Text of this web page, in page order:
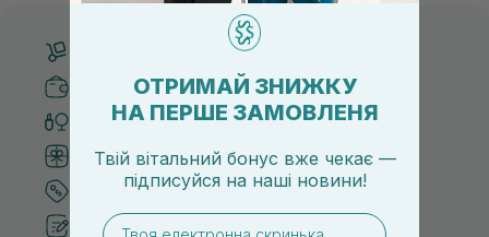
Безкоштовна доставка від 3000 UAH
Безпечні способи оплати
Тільки оригінальна косметика
Система бонусів та лояльності
Кращі ціни та топ товари
Рекомендації від косметологів
ОТРИМАЙ ЗНИЖКУ
НА ПЕРШЕ ЗАМОВЛЕНЯ
Твій вітальний бонус вже чекає —
підписуйся на наші новини!
email